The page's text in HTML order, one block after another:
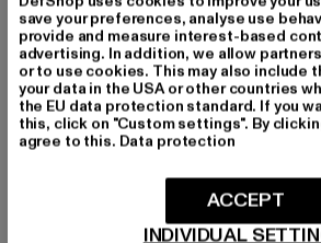
dickieslife_shop_de@vfc.com
Via Laveggio 5 | 6855 Stabio | CH
GRÖSSE & PASSFORM
LIEFERUNG & RÜCKGABE
save your preferences, analyse use
provide and measure interest-based
advertising. In addition, we allow
or to use cookies. This may also include
your data in the USA or other countries
the EU data protection standard. If you
this, click on "Custom settings". By
agree to this. Data protection
INDIVIDUAL
ACCEPT